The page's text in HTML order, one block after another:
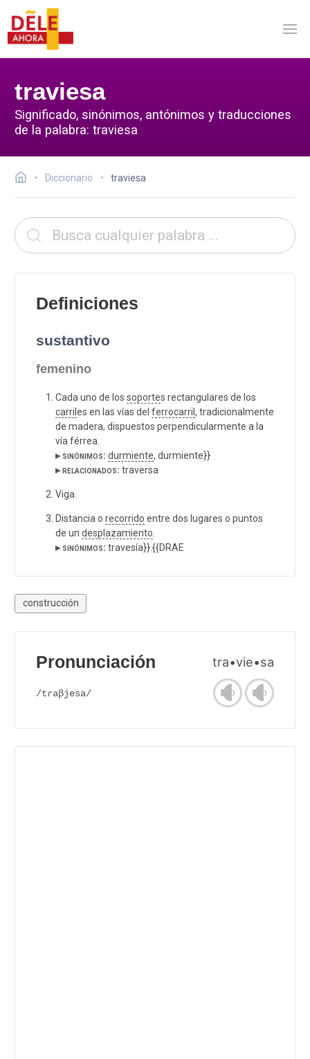
traviesa
Significado, sinónimos, antónimos y traducciones
de la palabra: traviesa
Diccionario traviesa
Definiciones
sustantivo
femenino
Cada uno de los soportes rectangulares de los
carril es en las vías del ferrocarril , tradicionalmente
de madera, dispuestos perpendicularmente a la
vía férrea.
▸ sinónimos: durmiente, durmiente}}
▸ relacionados: traversa
Viga.
Distancia o recorrido entre dos lugares o puntos
de un desplazamiento
▸ sinónimos: travesía}}.{{DRAE
construcción
Pronunciación tra•vie•sa
/tɾaβjesa/